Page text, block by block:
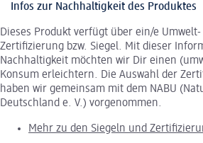
Infos zur Nachhaltigkeit des Produktes
Dieses Produkt verfügt über ein/e
Zertifizierung bzw. Siegel. Mit dieser
Nachhaltigkeit möchten wir Dir einen
Konsum erleichtern. Die Auswahl der
haben wir gemeinsam mit dem NABU
Deutschland e. V.) vorgenommen.
Mehr zu den Siegeln und